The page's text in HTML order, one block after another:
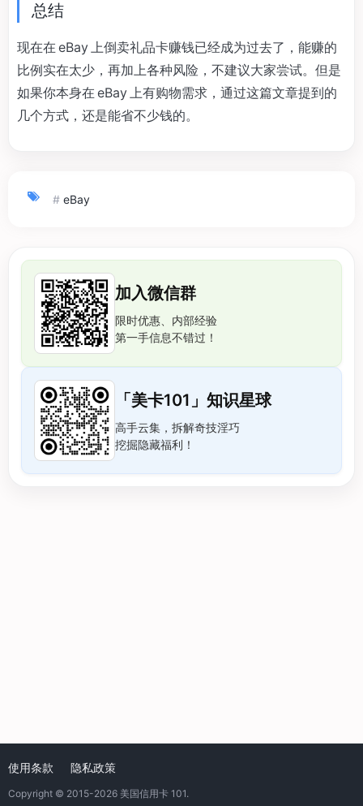
总结
现在在 eBay 上倒卖礼品卡赚钱已经成为过去了，能赚的
比例实在太少，再加上各种风险，不建议大家尝试。但是
如果你本身在 eBay 上有购物需求，通过这篇文章提到的
几个方式，还是能省不少钱的。
# eBay
加入微信群
限时优惠、内部经验
第一手信息不错过！
「美卡101」知识星球
高手云集，拆解奇技淫巧
挖掘隐藏福利！
使用条款 隐私政策
Copyright © 2015-2026 美国信用卡 101.